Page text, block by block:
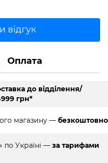
відгук
Оплата
до відділення/
грн*
магазину — безкоштовно
Україні — за тарифами